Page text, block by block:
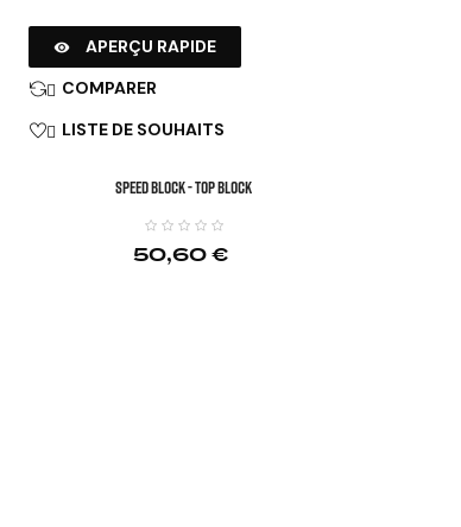
 APERÇU RAPIDE
 COMPARER
 LISTE DE SOUHAITS
SPEED BLOCK - TOP BLOCK
50,60 €